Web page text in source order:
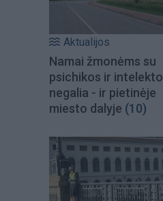
Aktualijos
Namai žmonėms su
psichikos ir intelekto
negalia - ir pietinėje
miesto dalyje (10)